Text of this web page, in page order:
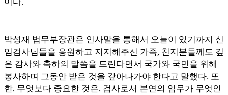
박성재 법무부장관은 인사말을 통해서 오늘이 있기까지 신
임검사님들을 응원하고 지지해주신 가족, 친지분들께도 깊
은 감사와 축하의 말씀을 드린다면서 국가와 국민을 위해
봉사하며 그동안 받은 것을 갚아나가야 한다고 말했다. 또
한, 무엇보다 중요한 것은, 검사로서 본연의 임무가 무엇인